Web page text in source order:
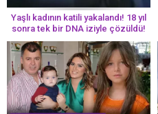
Yaşlı kadının katili yakalandı! 18 yıl
sonra tek bir DNA iziyle çözüldü!